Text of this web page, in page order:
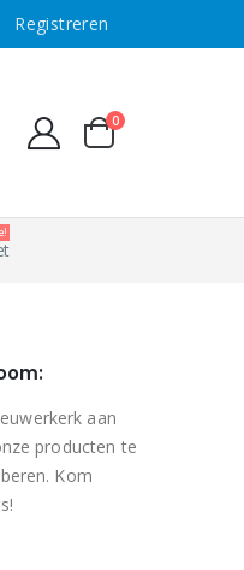
Registreren
0
aan
producten te
Kom